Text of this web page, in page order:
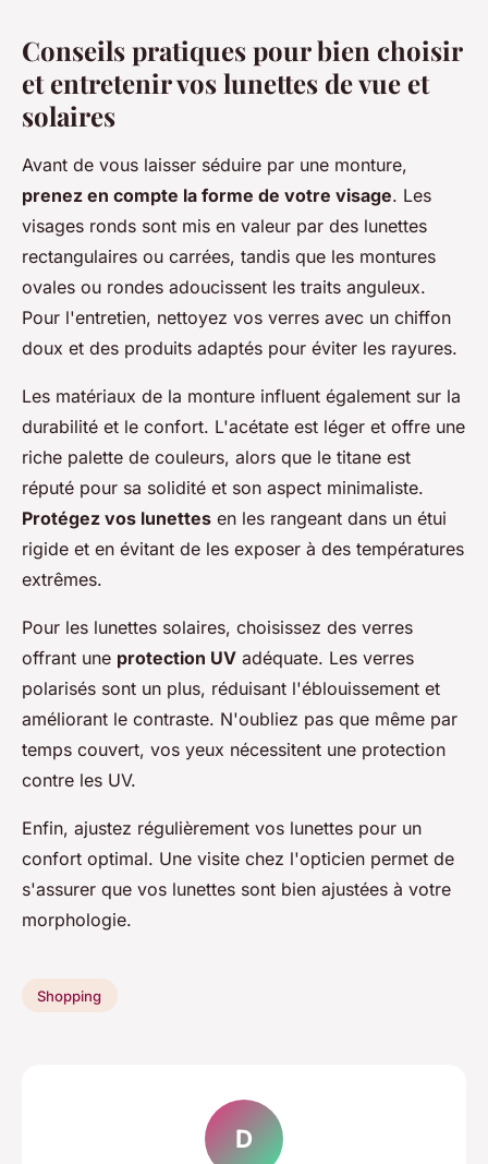
Conseils pratiques pour bien choisir
et entretenir vos lunettes de vue et
solaires
Avant de vous laisser séduire par une monture,
prenez en compte la forme de votre visage. Les
visages ronds sont mis en valeur par des lunettes
rectangulaires ou carrées, tandis que les montures
ovales ou rondes adoucissent les traits anguleux.
Pour l'entretien, nettoyez vos verres avec un chiffon
doux et des produits adaptés pour éviter les rayures.
Les matériaux de la monture influent également sur la
durabilité et le confort. L'acétate est léger et offre une
riche palette de couleurs, alors que le titane est
réputé pour sa solidité et son aspect minimaliste.
Protégez vos lunettes en les rangeant dans un étui
rigide et en évitant de les exposer à des températures
extrêmes.
Pour les lunettes solaires, choisissez des verres
offrant une protection UV adéquate. Les verres
polarisés sont un plus, réduisant l'éblouissement et
améliorant le contraste. N'oubliez pas que même par
temps couvert, vos yeux nécessitent une protection
contre les UV.
Enfin, ajustez régulièrement vos lunettes pour un
confort optimal. Une visite chez l'opticien permet de
s'assurer que vos lunettes sont bien ajustées à votre
morphologie.
Shopping
D